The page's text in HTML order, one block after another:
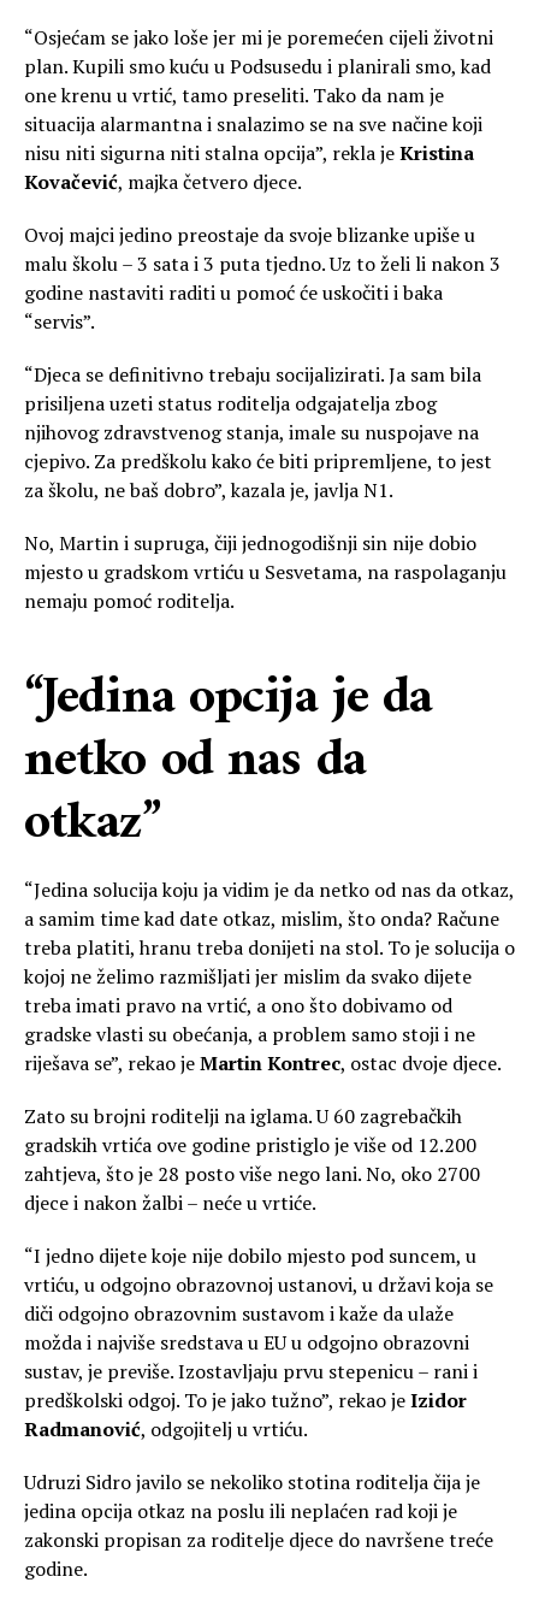
“Osjećam se jako loše jer mi je poremećen cijeli životni
plan. Kupili smo kuću u Podsusedu i planirali smo, kad
one krenu u vrtić, tamo preseliti. Tako da nam je
situacija alarmantna i snalazimo se na sve načine koji
nisu niti sigurna niti stalna opcija”, rekla jeKristina
Kovačević, majka četvero djece.
Ovoj majci jedino preostaje da svoje blizanke upiše u
malu školu – 3 sata i 3 puta tjedno. Uz to želi li nakon 3
godine nastaviti raditi u pomoć će uskočiti i baka
“servis”.
“Djeca se definitivno trebaju socijalizirati. Ja sam bila
prisiljena uzeti status roditelja odgajatelja zbog
njihovog zdravstvenog stanja, imale su nuspojave na
cjepivo. Za predškolu kako će biti pripremljene, to jest
za školu, ne baš dobro”, kazala je, javlja N1.
No, Martin i supruga, čiji jednogodišnji sin nije dobio
mjesto u gradskom vrtiću u Sesvetama, na raspolaganju
nemaju pomoć roditelja.
“Jedina opcija je da
netko od nas da
otkaz”
“Jedina solucija koju ja vidim je da netko od nas da otkaz,
a samim time kad date otkaz, mislim, što onda? Račune
treba platiti, hranu treba donijeti na stol. To je solucija o
kojoj ne želimo razmišljati jer mislim da svako dijete
treba imati pravo na vrtić, a ono što dobivamo od
gradske vlasti su obećanja, a problem samo stoji i ne
riješava se”, rekao jeMartin Kontrec, ostac dvoje djece.
Zato su brojni roditelji na iglama. U 60 zagrebačkih
gradskih vrtića ove godine pristiglo je više od 12.200
zahtjeva, što je 28 posto više nego lani. No, oko 2700
djece i nakon žalbi – neće u vrtiće.
“I jedno dijete koje nije dobilo mjesto pod suncem, u
vrtiću, u odgojno obrazovnoj ustanovi, u državi koja se
diči odgojno obrazovnim sustavom i kaže da ulaže
možda i najviše sredstava u EU u odgojno obrazovni
sustav, je previše. Izostavljaju prvu stepenicu – rani i
predškolski odgoj. To je jako tužno”, rekao jeIzidor
Radmanović, odgojitelj u vrtiću.
Udruzi Sidro javilo se nekoliko stotina roditelja čija je
jedina opcija otkaz na poslu ili neplaćen rad koji je
zakonski propisan za roditelje djece do navršene treće
godine.